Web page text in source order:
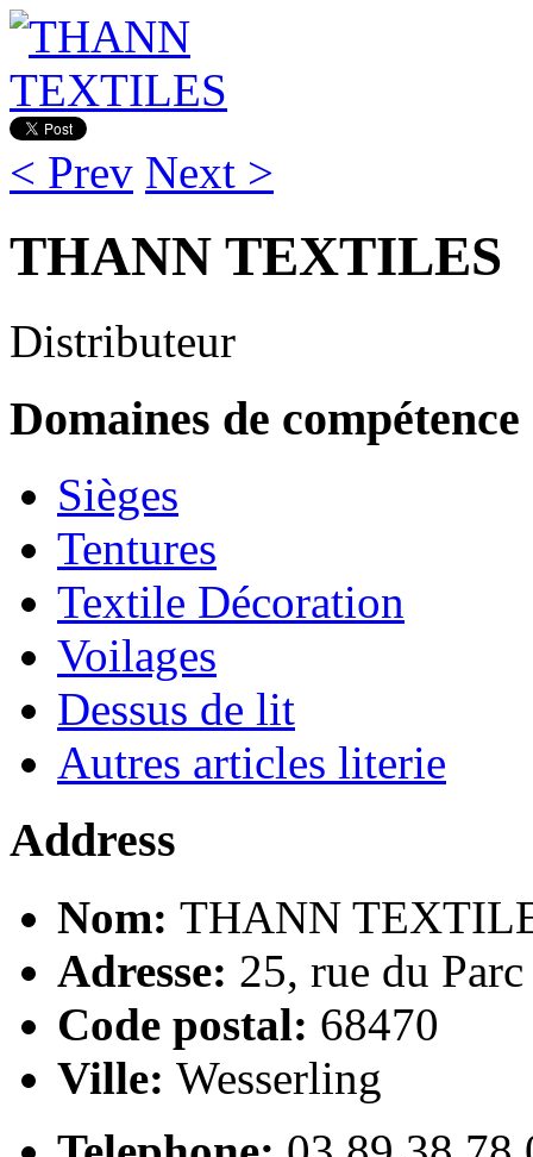
< Prev Next >
THANN TEXTILES
Distributeur
Domaines de compétence
Sièges
Tentures
Textile Décoration
Voilages
Dessus de lit
Autres articles literie
Address
Nom: THANN
Adresse: 25, rue du Parc
Code postal: 68470
Ville: Wesserling